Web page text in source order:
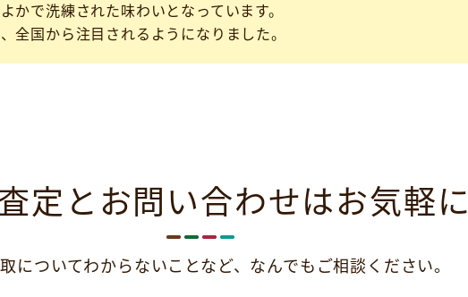
かで洗練された味わいとなっています。
全国から注目されるようになりました。
定とお問い合わせはお気軽に
についてわからないことなど、 なんでもご相談ください。